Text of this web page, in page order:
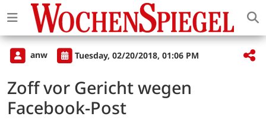
anw Tuesday, 02/20/2018, 01:06 PM
Zoff vor Gericht wegen
Facebook-Post